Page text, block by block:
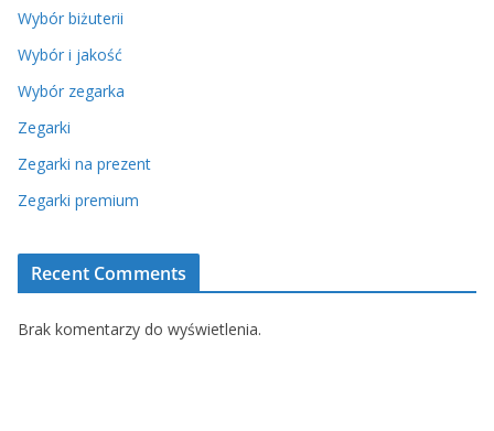
Wybór biżuterii
Wybór i jakość
Wybór zegarka
Zegarki
Zegarki na prezent
Zegarki premium
Recent Comments
Brak komentarzy do wyświetlenia.